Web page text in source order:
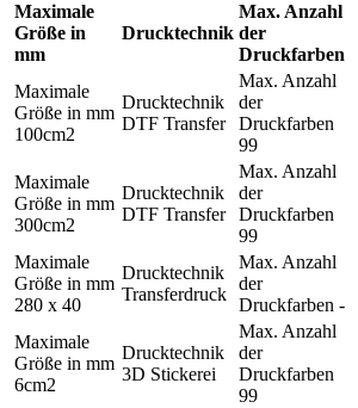
Maximale
Größe in
mm
Drucktechnik
Max. Anzahl
der
Druckfarben
Maximale
Größe in mm
100cm2
Drucktechnik
DTF Transfer
Max. Anzahl
der
Druckfarben
99
Maximale
Größe in mm
300cm2
Drucktechnik
DTF Transfer
Max. Anzahl
der
Druckfarben
99
Maximale
Größe in mm
280 x 40
Drucktechnik
Transferdruck
Max. Anzahl
der
Druckfarben -
Maximale
Größe in mm
6cm2
Drucktechnik
3D Stickerei
Max. Anzahl
der
Druckfarben
99